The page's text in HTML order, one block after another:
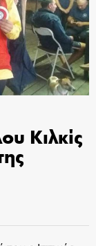
Κιλκίς